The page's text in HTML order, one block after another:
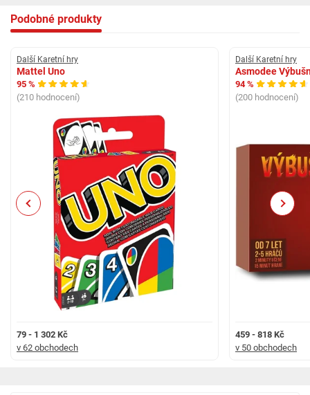
Podobné produkty
Další Karetní hry
Mattel Uno
95 %
(210 hodnocení)
79 - 1 302 Kč
v 62 obchodech
Další Karetní hry
Asmodee
94 %
(200 hodnocení)
459 - 818 Kč
v 50 obchodech
Previous Next